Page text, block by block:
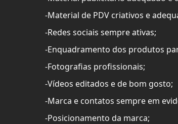
-Material de PDV criativos e
-Redes sociais sempre ativas;
-Enquadramento dos produtos
-Fotografias profissionais;
-Vídeos editados e de bom gosto;
-Marca e contatos sempre em
-Posicionamento da marca;